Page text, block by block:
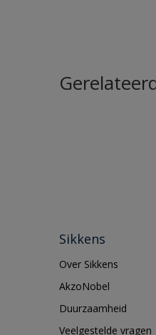
Sikkens
Over Sikkens
AkzoNobel
Duurzaamheid
Veelgestelde vragen